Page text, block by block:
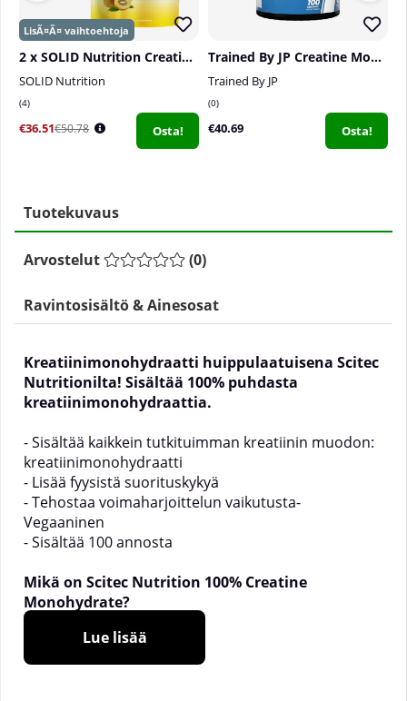
2 x SOLID Nutrition Creatine Monohydrate, 400 g
SOLID Nutrition
4
€36.51€50.78 Osta!
Trained By JP Creatine Monohydrate, 500 g
Trained By JP
0
€40.69 Osta!
Tuotekuvaus
Arvostelut (0)
Ravintosisältö & Ainesosat
Kreatiinimonohydraatti huippulaatuisena Scitec
Nutritionilta! Sisältää 100% puhdasta
kreatiinimonohydraattia.
- Sisältää kaikkein tutkituimman kreatiinin muodon:
kreatiinimonohydraatti
- Lisää fyysistä suorituskykyä
- Tehostaa voimaharjoittelun vaikutusta-
Vegaaninen
- Sisältää 100 annosta
Mikä on Scitec Nutrition 100% Creatine
Monohydrate?
Kreatiini on typpeä sisältävä orgaaninen happo, jota
esiintyy selkärankaisilla. Noin 95 % kehon
kreatiinista on lihaksistossa. Se auttaa energian
Lue lisää